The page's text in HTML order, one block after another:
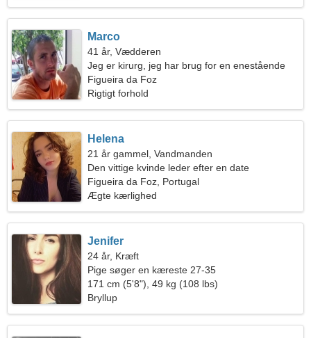
Marco
41 år, Vædderen
Jeg er kirurg, jeg har brug for en enestående
kvinde
Figueira da Foz
Rigtigt forhold
Helena
21 år gammel, Vandmanden
Den vittige kvinde leder efter en date
Figueira da Foz, Portugal
Ægte kærlighed
Jenifer
24 år, Kræft
Pige søger en kæreste 27-35
171 cm (5'8"), 49 kg (108 lbs)
Bryllup